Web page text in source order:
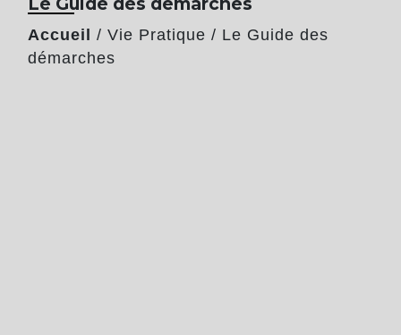
Accueil / Vie Pratique / Le Guide des
démarches